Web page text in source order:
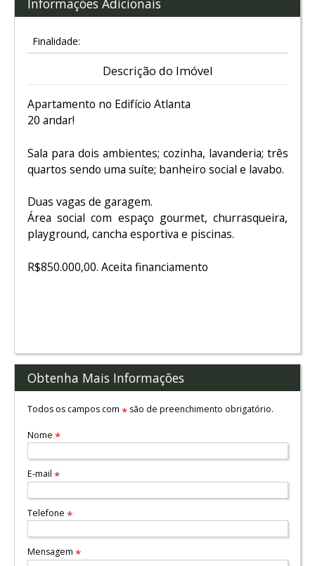
Informações Adicionais
Finalidade:
Descrição do Imóvel
Apartamento no Edifício Atlanta
20 andar!
Sala para dois ambientes; cozinha, lavanderia; três
quartos sendo uma suíte; banheiro social e lavabo.
Duas vagas de garagem.
Área social com espaço gourmet, churrasqueira,
playground, cancha esportiva e piscinas.
R$850.000,00. Aceita financiamento
Obtenha Mais Informações
Todos os campos com *são de preenchimento obrigatório.
Nome *
E-mail *
Telefone *
Mensagem *